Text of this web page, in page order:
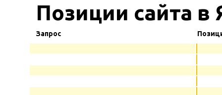
Позиции сайта в
Запрос